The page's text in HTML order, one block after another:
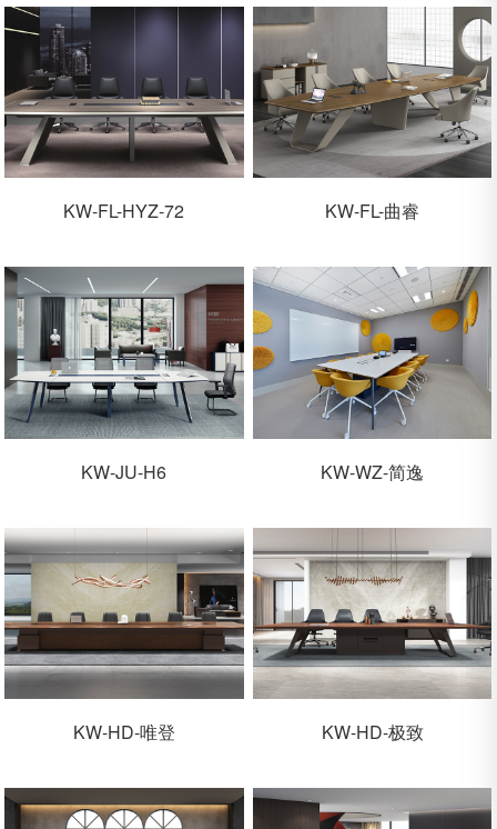
KW-FL-HYZ-72 KW-FL-曲睿
KW-JU-H6 KW-WZ-简逸
KW-HD-唯登 KW-HD-极致